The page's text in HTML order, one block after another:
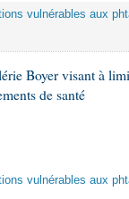
vulnérables aux
Boyer visant à
de santé
vulnérables aux